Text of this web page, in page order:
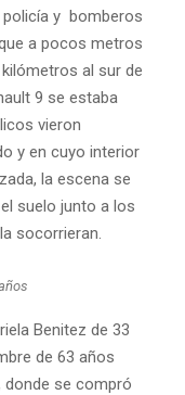
policía y bomberos
a pocos metros
al sur de
9 se estaba
vieron
y en cuyo interior
la escena se
suelo junto a los
socorrieran.
Benitez de 33
de 63 años
donde se compró